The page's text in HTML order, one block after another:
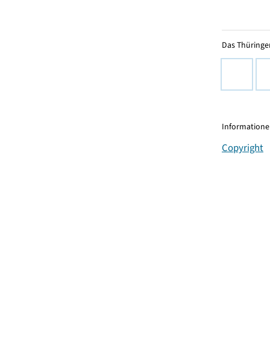
Das
Copyright